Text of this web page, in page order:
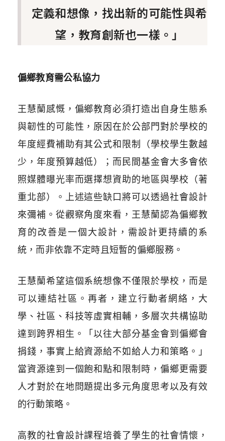
定義和想像，找出新的可能性與希
望，教育創新也一樣。」
偏鄉教育需公私協力
王慧蘭感慨，偏鄉教育必須打造出自身生態系
與韌性的可能性，原因在於公部門對於學校的
年度經費補助有其公式和限制（學校學生數越
少，年度預算越低）；而民間基金會大多會依
照媒體曝光率而選擇想資助的地區與學校（著
重北部）。上述這些缺口將可以透過社會設計
來彌補。從觀察角度來看，王慧蘭認為偏鄉教
育的改善是一個大設計，需設計更持續的系
統，而非依靠不定時且短暫的偏鄉服務。
王慧蘭希望這個系統想像不僅限於學校，而是
可以連結社區。再者，建立行動者網絡，大
學、社區、科技等虛實相輔，多層次共構協助
達到跨界相生。「以往大部分基金會到偏鄉會
捐錢，事實上給資源給不如給人力和策略。」
當資源達到一個飽和點和限制時，偏鄉更需要
人才對於在地問題提出多元角度思考以及有效
的行動策略。
高教的社會設計課程培養了學生的社會情懷，